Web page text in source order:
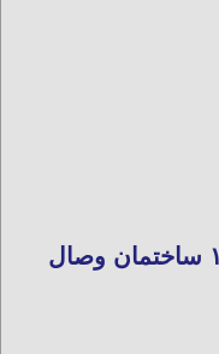
:بلوار سجاد بزرگمهر شمالی ۱ ساختمان وصال